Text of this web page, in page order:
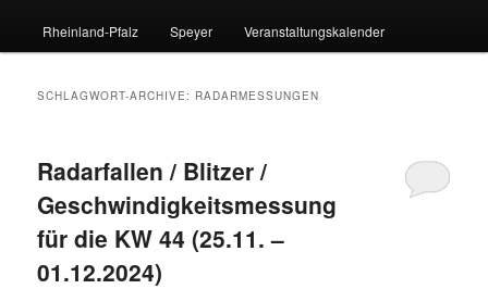
Rheinland-Pfalz Speyer Veranstaltungskalender
SCHLAGWORT-ARCHIVE: RADARMESSUNGEN
Radarfallen / Blitzer /
Geschwindigkeitsmessung
für die KW 44 (25.11. –
01.12.2024)